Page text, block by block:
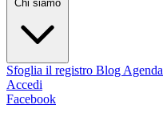
Chi siamo
Sfoglia il registro Blog Agenda
Accedi
Facebook